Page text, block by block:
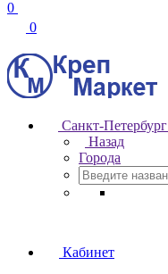
0
0
Санкт-Петербург
Назад
Города
Кабинет